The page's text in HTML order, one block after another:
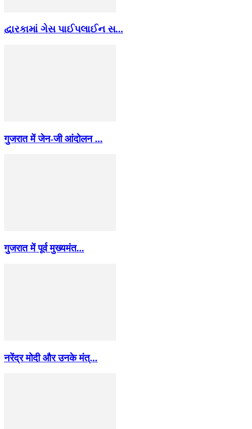
દ્વારકામાં ગેસ પાઈપલાઈન સ...
गुजरात में जेन-जी आंदोलन ...
गुजरात में पूर्व मुख्यमंत...
नरेंद्र मोदी और उनके मंत्...